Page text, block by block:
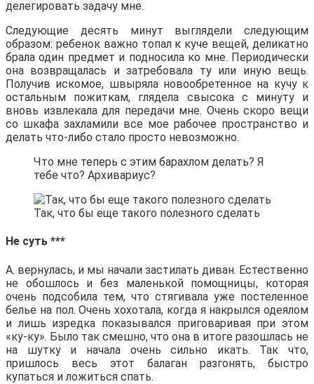
делегировать задачу мне.
Следующие десять минут выглядели следующим
образом: ребенок важно топал к куче вещей, деликатно
брала один предмет и подносила ко мне. Периодически
она возвращалась и затребовала ту или иную вещь.
Получив искомое, швыряла новообретенное на кучу к
остальным пожиткам, глядела свысока с минуту и
вновь извлекала для передачи мне. Очень скоро вещи
со шкафа захламили все мое рабочее пространство и
делать что-либо стало просто невозможно.
Что мне теперь с этим барахлом делать? Я
тебе что? Архивариус?
Так, что бы еще такого полезного сделать
Не суть ***
А. вернулась, и мы начали застилать диван. Естественно
не обошлось и без маленькой помощницы, которая
очень подсобила тем, что стягивала уже постеленное
белье на пол. Очень хохотала, когда я накрылся одеялом
и лишь изредка показывался приговаривая при этом
«ку-ку». Было так смешно, что она в итоге разошлась не
на шутку и начала очень сильно икать. Так что,
пришлось весь этот балаган разгонять, быстро
купаться и ложиться спать.